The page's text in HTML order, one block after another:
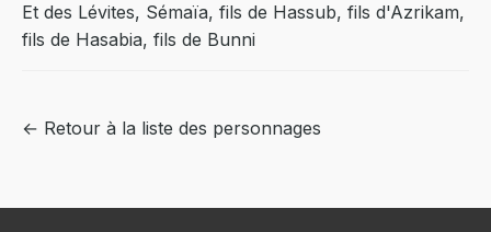
Et des Lévites, Sémaïa, fils de Hassub, fils d'Azrikam,
fils de Hasabia, fils de Bunni
← Retour à la liste des personnages